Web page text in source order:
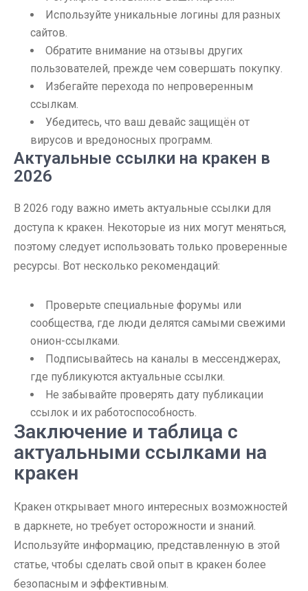
Используйте уникальные логины для разных
сайтов.
Обратите внимание на отзывы других
пользователей, прежде чем совершать покупку.
Избегайте перехода по непроверенным
ссылкам.
Убедитесь, что ваш девайс защищён от
вирусов и вредоносных программ.
Актуальные ссылки на кракен в
2026
В 2026 году важно иметь актуальные ссылки для
доступа к кракен. Некоторые из них могут меняться,
поэтому следует использовать только проверенные
ресурсы. Вот несколько рекомендаций:
Проверьте специальные форумы или
сообщества, где люди делятся самыми свежими
онион-ссылками.
Подписывайтесь на каналы в мессенджерах,
где публикуются актуальные ссылки.
Не забывайте проверять дату публикации
ссылок и их работоспособность.
Заключение и таблица с
актуальными ссылками на
кракен
Кракен открывает много интересных возможностей
в даркнете, но требует осторожности и знаний.
Используйте информацию, представленную в этой
статье, чтобы сделать свой опыт в кракен более
безопасным и эффективным.